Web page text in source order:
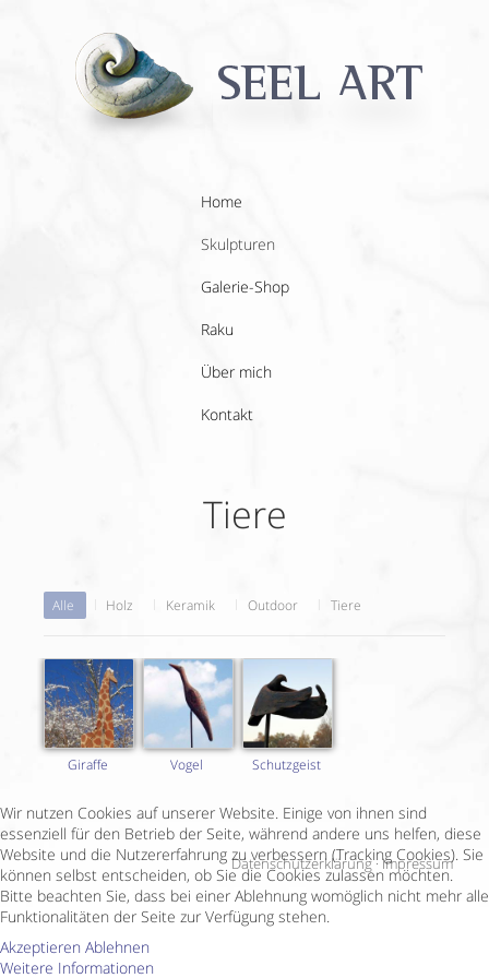
Home
Skulpturen
Galerie-Shop
Raku
Über mich
Kontakt
Tiere
Alle Holz Keramik Outdoor Tiere
Giraffe Vogel Schutzgeist
Datenschutzerklärung·Impressum
Wir nutzen Cookies auf unserer Website. Einige von ihnen sind
essenziell für den Betrieb der Seite, während andere uns helfen, diese
Website und die Nutzererfahrung zu verbessern (Tracking Cookies). Sie
können selbst entscheiden, ob Sie die Cookies zulassen möchten.
Bitte beachten Sie, dass bei einer Ablehnung womöglich nicht mehr alle
Funktionalitäten der Seite zur Verfügung stehen.
Akzeptieren Ablehnen
Weitere Informationen